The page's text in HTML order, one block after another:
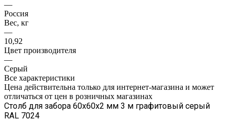
—
Россия
Вес, кг
—
10,92
Цвет производителя
—
Серый
Все характеристики
Цена действительна только для интернет-магазина и может
отличаться от цен в розничных магазинах
Столб для забора 60х60х2 мм 3 м графитовый серый
RAL 7024